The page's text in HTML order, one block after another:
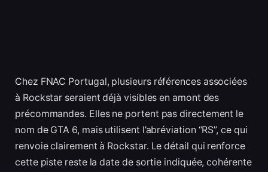
Chez FNAC Portugal, plusieurs références associées
à Rockstar seraient déjà visibles en amont des
précommandes. Elles ne portent pas directement le
nom de GTA 6, mais utilisent l’abréviation “RS”, ce qui
renvoie clairement à Rockstar. Le détail qui renforce
cette piste reste la date de sortie indiquée, cohérente